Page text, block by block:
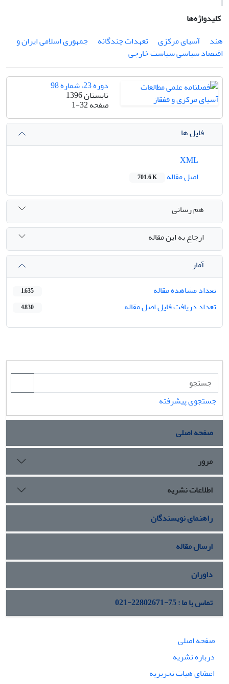
کلیدواژه‌ها
هند
آسیای مرکزی تعهدات چندگانه
جمهوری اسلامی ایران و
اقتصاد سیاسی سیاست خارجی
دوره 23، شماره 98
تابستان 1396
صفحه1-32
فایل ها
اصل مقاله
701.6 K
هم رسانی
ارجاع به این مقاله
آمار
تعداد مشاهده مقاله
1,635
تعداد دریافت فایل اصل مقاله 4,830
جستجوی پیشرفته
صفحه اصلی
مرور
اطلاعات نشریه
راهنمای نویسندگان
ارسال مقاله
داوران
تماس با ما : 75-22802671-021
صفحه اصلی
درباره نشریه
اعضای هیات تحریریه